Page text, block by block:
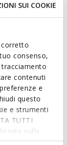
SUI COOKIE
corretto
consenso,
contenuti
e
questo
e strumenti
TUTTI
sulla
up casual
protection